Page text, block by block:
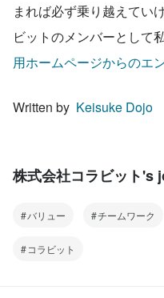
まれば必ず乗り越えてい
ビットのメンバーとして
用ホームページからのエ
Written by Keisuke Dojo
株式会社コラビット
バリュー チームワーク
コラビット